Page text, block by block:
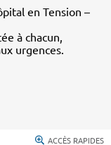
en Tension –
à chacun,
urgences.
ACCÈS RAPIDES